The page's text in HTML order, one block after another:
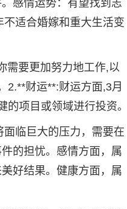
感情运势：有望找到志
适合婚嫁和重大生活变
需要更加努力地工作,以
2.**财运**:财运方面,3月
项目或领域进行投资。
临巨大的压力，需要在
的担忧。感情方面，属
好结果。健康方面，属